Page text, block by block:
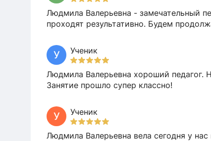
Людмила Валерьевна - замечательный
проходят результативно. Будем
У Ученик
Людмила Валерьевна хороший педагог.
Занятие прошло супер классно!
У Ученик
Людмила Валерьевна вела сегодня у